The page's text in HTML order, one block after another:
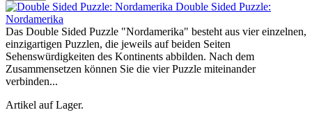
Double Sided Puzzle:
Nordamerika
Das Double Sided Puzzle "Nordamerika" besteht aus vier einzelnen,
einzigartigen Puzzlen, die jeweils auf beiden Seiten
Sehenswürdigkeiten des Kontinents abbilden. Nach dem
Zusammensetzen können Sie die vier Puzzle miteinander
verbinden...
Artikel auf Lager.